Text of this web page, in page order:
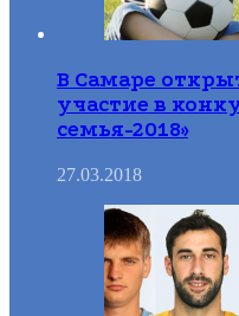
В Самаре
участие в
семья-2018»
27.03.2018